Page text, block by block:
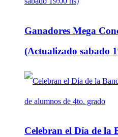
Ganadores Mega
(Actualizado sabado
Celebran el Día de la